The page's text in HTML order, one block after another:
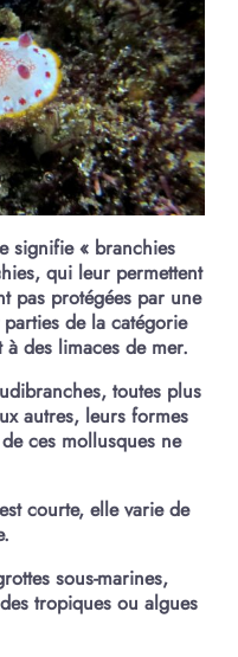
signifie « branchies
qui leur permettent
pas protégées par une
de la catégorie
des limaces de mer.
toutes plus
autres, leurs formes
ces mollusques ne
courte, elle varie de
sous-marines,
tropiques ou algues